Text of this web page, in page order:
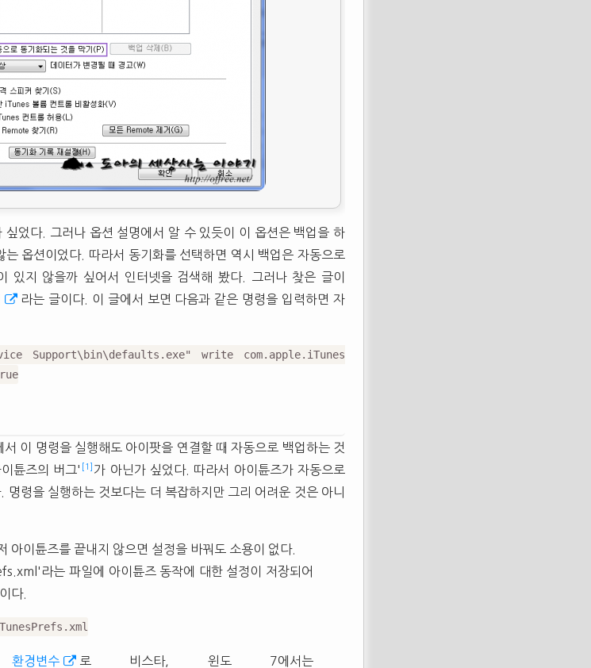
었다. 그러나 옵션 설명에서 알 수 있듯이 이 옵션은 백업을 하
옵션이었다. 따라서 동기화를 선택하면 역시 백업은 자동으로
있지 않을까 싶어서 인터넷을 검색해 봤다. 그러나 찾은 글이
라는 글이다. 이 글에서 보면 다음과 같은 명령을 입력하면 자
Support\bin\defaults.exe" write com.apple.iTunes
서 이 명령을 실행해도 아이팟을 연결할 때 자동으로 백업하는 것
튠즈의 버그'
[1]
가 아닌가 싶었다. 따라서 아이튠즈가 자동으로
령을 실행하는 것보다는 더 복잡하지만 그리 어려운 것은 아니
아이튠즈를 끝내지 않으면 설정을 바꿔도 소용이 없다.
라는 파일에 아이튠즈 동작에 대한 설정이 저장되어
다.
환경변수
로 비스타, 윈도 7에서는